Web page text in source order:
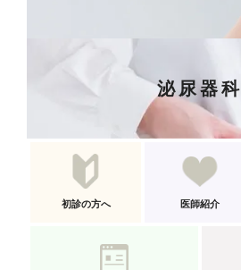
泌尿器科
初診の方へ 医師紹介